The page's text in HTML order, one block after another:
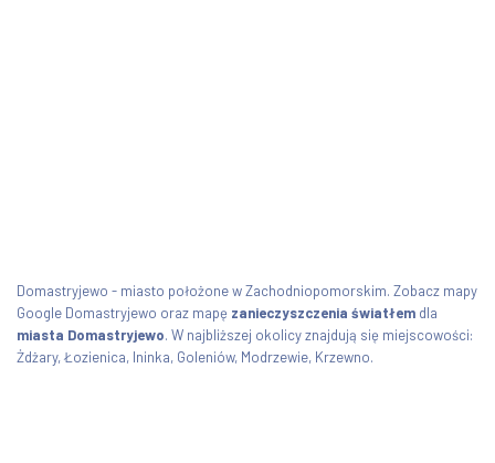
Domastryjewo - miasto położone w Zachodniopomorskim. Zobacz mapy
Google Domastryjewo oraz mapę zanieczyszczenia światłem dla
miasta Domastryjewo. W najbliższej okolicy znajdują się miejscowości:
Żdżary, Łozienica, Ininka, Goleniów, Modrzewie, Krzewno.